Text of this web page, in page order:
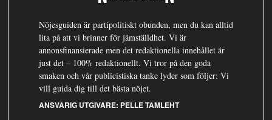
Nöjesguiden är partipolitiskt obunden, men du kan alltid
lita på att vi brinner för jämställdhet. Vi är
annonsfinansierade men det redaktionella innehållet är
just det – 100% redaktionellt. Vi tror på den goda
smaken och vår publicistiska tanke lyder som följer: Vi
vill guida dig till det bästa nöjet.
ANSVARIG UTGIVARE: PELLE TAMLEHT